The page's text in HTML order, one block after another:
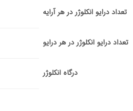
تعداد درایو انکلوژر در هر آرایه
تعداد درایو انکلوژر در هر درایو
درگاه انکلوژر